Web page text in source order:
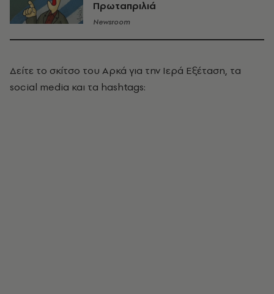
Πρωταπριλιά
Newsroom
Δείτε το σκίτσο του Αρκά για την Ιερά Εξέταση, τα
social media και τα hashtags: